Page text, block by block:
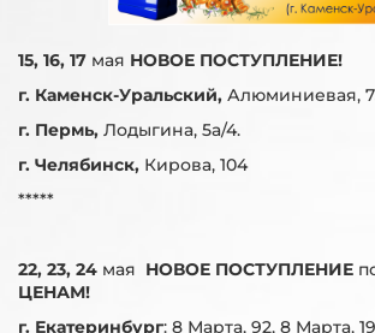
15, 16, 17 мая НОВОЕ ПОСТУПЛЕНИЕ!
г. Каменск-Уральский, Алюминиевая,
г. Пермь, Лодыгина, 5а/4.
г. Челябинск, Кирова, 104
*****
22, 23, 24 мая НОВОЕ ПОСТУПЛЕНИЕ
ЦЕНАМ!
г. Екатеринбург: 8 Марта, 92, 8 Марта,